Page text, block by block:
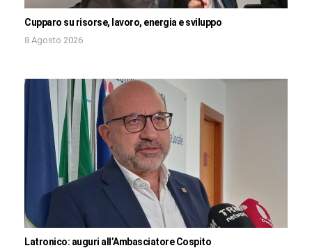
Cupparo su risorse, lavoro, energia e sviluppo
8 Agosto 2026
Latronico: auguri all’Ambasciatore Cospito